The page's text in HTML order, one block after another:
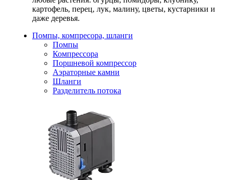
картофель, перец, лук, малину, цветы, кустарники и
даже деревья.
Помпы, компресора, шланги
Помпы
Компрессора
Поршневой компрессор
Аэраторные камни
Шланги
Разделитель потока